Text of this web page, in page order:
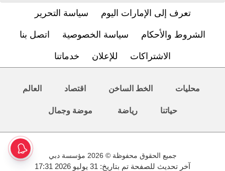
تعرف إلى الإمارات اليوم سياسة التحرير
الشروط والأحكام سياسة الخصوصية اتصل بنا
الاشتراكات للإعلان خدماتنا
محليات الخط الساخن اقتصاد العالم
حياتنا رياضة موضة وجمال
جميع الحقوق محفوظة © 2026 مؤسسة دبي
آخر تحديث للصفحة تم بتاريخ: 31 يوليو 2026 17:31